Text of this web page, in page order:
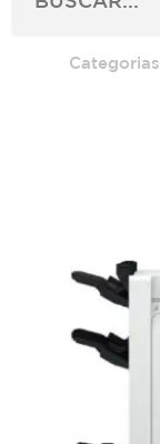
Categorias